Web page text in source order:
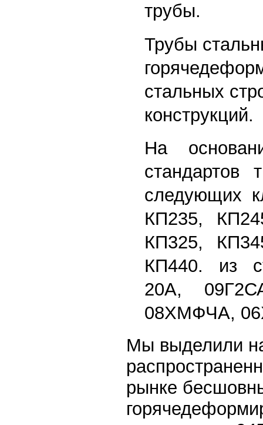
трубы.
Трубы
стальных
конструкций.
На
стандартов
следующих
КП235,
КП325,
КП440. из
20А,
08ХМФЧА,
Мы выделили
рынке